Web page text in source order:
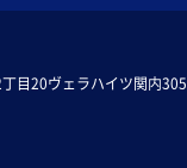
目20ヴェラハイツ関内305